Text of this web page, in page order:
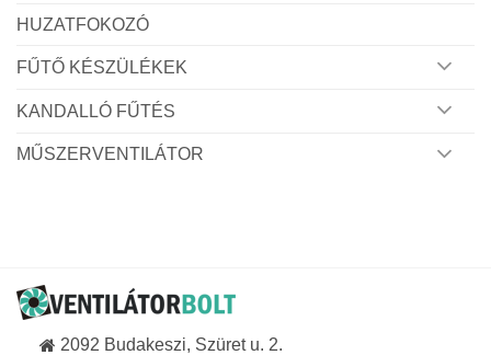
HUZATFOKOZÓ
FŰTŐ KÉSZÜLÉKEK
KANDALLÓ FŰTÉS
MŰSZERVENTILÁTOR
2092 Budakeszi, Szüret u. 2.